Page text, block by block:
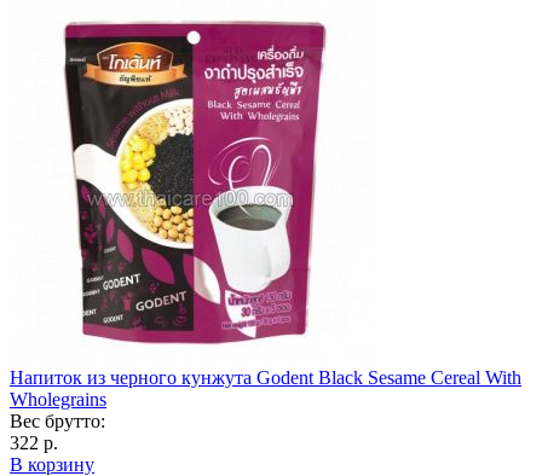
Напиток из черного кунжута Godent Black Sesame Cereal With
Wholegrains
Вес брутто:
322 р.
В корзину